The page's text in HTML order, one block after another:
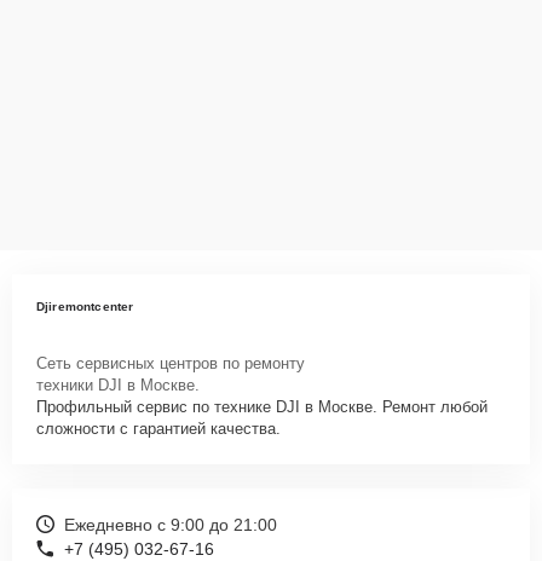
Djiremontcenter
Сеть сервисных центров по ремонту
техники DJI в Москве.
Профильный сервис по технике DJI в Москве. Ремонт любой
сложности с гарантией качества.
Ежедневно с 9:00 до 21:00
+7 (495) 032-67-16